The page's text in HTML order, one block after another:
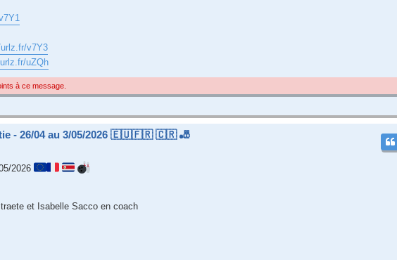
v7Y3
uZQh
à ce message.
- 26/04 au 3/05/2026 🇪🇺🇫🇷 🇨🇷 🎳
2026
et Isabelle Sacco en coach